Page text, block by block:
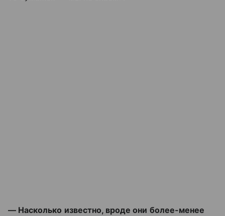
— Насколько известно, вроде они более-менее